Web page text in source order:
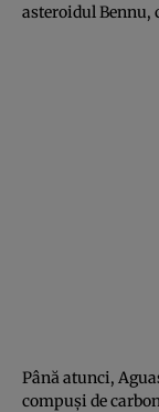
asteroidul Bennu,
Până atunci,
compuși de